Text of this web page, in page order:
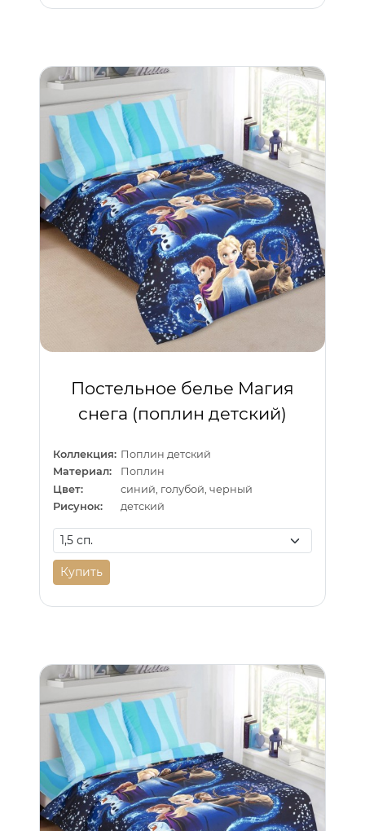
Постельное белье Магия
снега (поплин детский)
Коллекция: Поплин детский
Материал:
Поплин
Цвет:
синий, голубой, черный
Рисунок:
детский
Купить